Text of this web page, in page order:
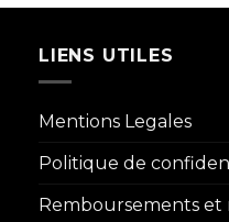
à
LIENS UTILES
Mentions Legales
Politique de
Remboursements et